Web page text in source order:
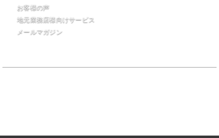
お客様の声
地元業務店様向けサービス
メールマガジン